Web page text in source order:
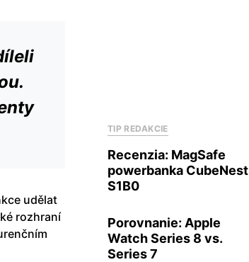
udělat
rozhraní
TIP REDAKCIE
Recenzia: MagSafe
powerbanka CubeNest
S1B0
Porovnanie: Apple
Watch Series 8 vs.
Series 7